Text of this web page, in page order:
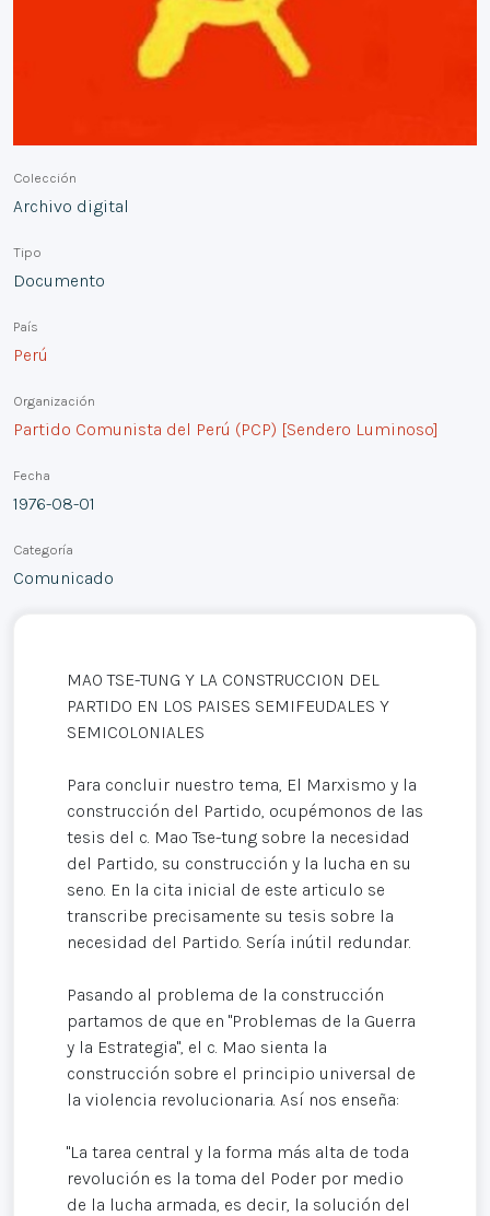
Colección
Archivo digital
Tipo
Documento
País
Perú
Organización
Partido Comunista del Perú (PCP) [Sendero Luminoso]
Fecha
1976-08-01
Categoría
Comunicado
MAO TSE-TUNG Y LA CONSTRUCCION DEL
PARTIDO EN LOS PAISES SEMIFEUDALES Y
SEMICOLONIALES
Para concluir nuestro tema, El Marxismo y la
construcción del Partido, ocupémonos de las
tesis del c. Mao Tse-tung sobre la necesidad
del Partido, su construcción y la lucha en su
seno. En la cita inicial de este articulo se
transcribe precisamente su tesis sobre la
necesidad del Partido. Sería inútil redundar.
Pasando al problema de la construcción
partamos de que en "Problemas de la Guerra
y la Estrategia", el c. Mao sienta la
construcción sobre el principio universal de
la violencia revolucionaria. Así nos enseña:
"La tarea central y la forma más alta de toda
revolución es la toma del Poder por medio
de la lucha armada, es decir, la solución del